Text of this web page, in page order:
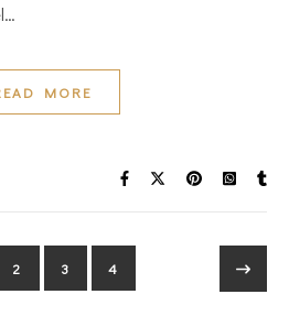
MORE
2 3 4